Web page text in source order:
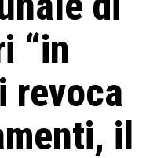
“in
revoca
il